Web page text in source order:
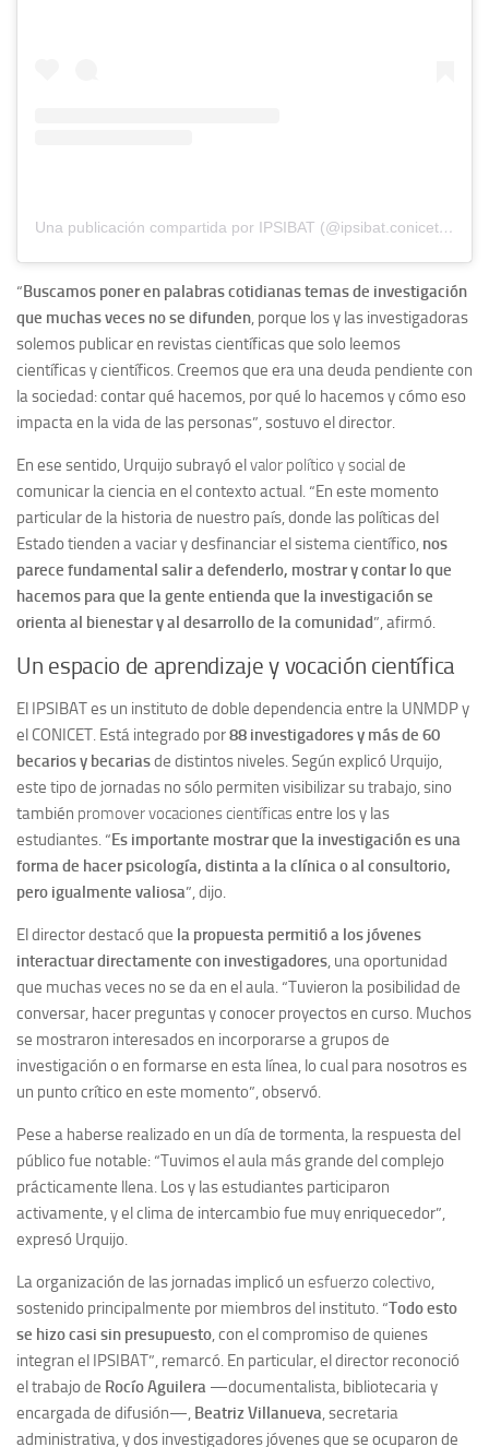
Una publicación compartida por IPSIBAT (@ipsibat.conicet.unmdp)
“Buscamos poner en palabras cotidianas temas de investigación
que muchas veces no se difunden, porque los y las investigadoras
solemos publicar en revistas científicas que solo leemos
científicas y científicos. Creemos que era una deuda pendiente con
la sociedad: contar qué hacemos, por qué lo hacemos y cómo eso
impacta en la vida de las personas”, sostuvo el director.
En ese sentido, Urquijo subrayó elvalor político y social de
comunicar la ciencia en el contexto actual. “En este momento
particular de la historia de nuestro país, donde las políticas del
Estado tienden a vaciar y desfinanciar el sistema científico, nos
parece fundamental salir a defenderlo, mostrar y contar lo que
hacemos para que la gente entienda que la investigación se
orienta al bienestar y al desarrollo de la comunidad”, afirmó.
Un espacio de aprendizaje y vocación científica
El IPSIBAT es un instituto de doble dependencia entre la UNMDP y
el CONICET. Está integrado por88 investigadores y más de 60
becarios y becariasde distintos niveles. Según explicó Urquijo,
este tipo de jornadas no sólo permiten visibilizar su trabajo, sino
también promover vocaciones científicasentre los y las
estudiantes. “Es importante mostrar que la investigación es una
forma de hacer psicología, distinta a la clínica o al consultorio,
pero igualmente valiosa”, dijo.
El director destacó que la propuesta permitió a los jóvenes
interactuar directamente con investigadores, una oportunidad
que muchas veces no se da en el aula. “Tuvieron la posibilidad de
conversar, hacer preguntas y conocer proyectos en curso. Muchos
se mostraron interesados en incorporarse a grupos de
investigación o en formarse en esta línea, lo cual para nosotros es
un punto crítico en este momento”, observó.
Pese a haberse realizado en un día de tormenta, la respuesta del
público fue notable: “Tuvimos el aula más grande del complejo
prácticamente llena. Los y las estudiantes participaron
activamente, y el clima de intercambio fue muy enriquecedor”,
expresó Urquijo.
La organización de las jornadas implicó un esfuerzo colectivo,
sostenido principalmente por miembros del instituto. “Todo esto
se hizo casi sin presupuesto, con el compromiso de quienes
integran el IPSIBAT”, remarcó. En particular, el director reconoció
el trabajo de Rocío Aguilera —documentalista, bibliotecaria y
encargada de difusión—, Beatriz Villanueva, secretaria
administrativa, y dos investigadores jóvenes que se ocuparon de